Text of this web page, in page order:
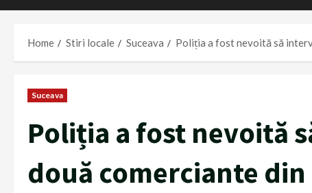
Home Stiri locale Suceava Poliția a fost nevoită să
Suceava
Poliția a fost nevoită
două comerciante din